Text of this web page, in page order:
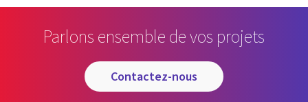
Parlons ensemble de vos projets
contactez-nous